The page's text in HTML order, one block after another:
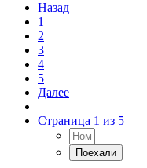
Назад
1
2
3
4
5
Далее
Страница 1 из 5